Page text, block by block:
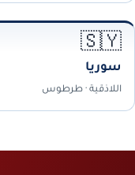
🇸🇾
سوريا
اللاذقية · طرطوس